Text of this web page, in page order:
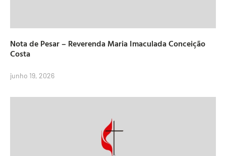
Nota de Pesar – Reverenda Maria Imaculada Conceição
Costa
junho 19, 2026